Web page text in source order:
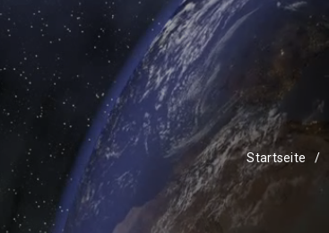
Startseite /